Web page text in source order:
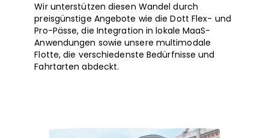
Wir unterstützen diesen Wandel durch
preisgünstige Angebote wie die Dott Flex- und
Pro-Pässe, die Integration in lokale MaaS-
Anwendungen sowie unsere multimodale
Flotte, die verschiedenste Bedürfnisse und
Fahrtarten abdeckt.